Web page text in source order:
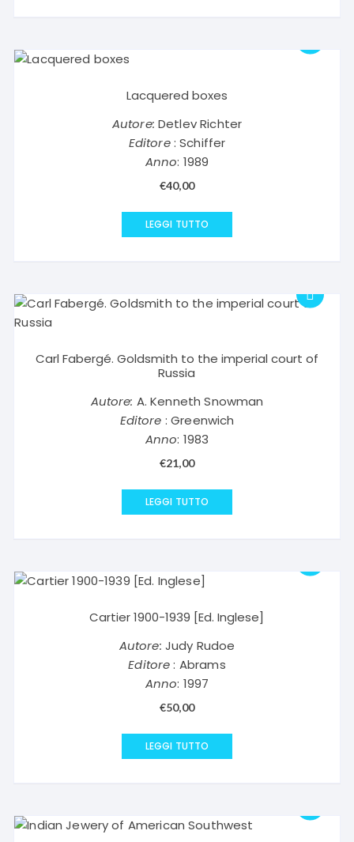
Lacquered boxes
Autore: Detlev Richter
Editore: Schiffer
Anno: 1989
€40,00
LEGGI TUTTO
Carl Fabergé. Goldsmith to the imperial court of
Russia
Autore: A. Kenneth Snowman
Editore : Greenwich
Anno: 1983
€21,00
LEGGI TUTTO
Cartier 1900-1939 [Ed. Inglese]
Autore: Judy Rudoe
Editore: Abrams
Anno: 1997
€50,00
LEGGI TUTTO